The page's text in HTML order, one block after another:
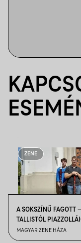
ZENE
A SOKSZÍNŰ FAGOTT –
TALLISTÓL
MAGYAR ZENE HÁZA